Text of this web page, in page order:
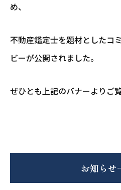
め、
不動産鑑定士を題材としたコ
ビーが公開されました。
ぜひとも上記のバナーよりご
お知らせ